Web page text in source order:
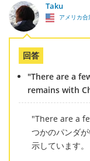
Taku
アメリカ合
回答
"There are a
remains with
"There are a
つかのパンダ
示しています。